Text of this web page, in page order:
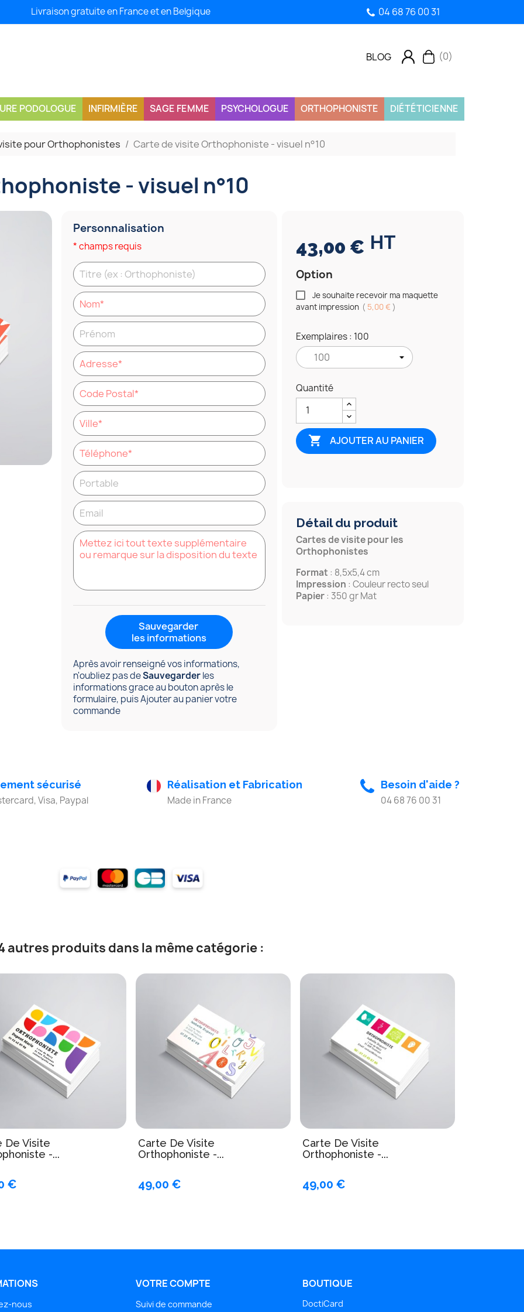
Livraison gratuite en France et en Belgique 04 68 76 00 31
(0)
BLOG
PODOLOGUE INFIRMIÈRE SAGE FEMME PSYCHOLOGUE ORTHOPHONISTE DIÉTÉTICIENNE
pour Orthophonistes Carte de visite Orthophoniste - visuel n°10
- visuel n°10
Personnalisation
* champs requis
Sauvegarder
les informations
Après avoir renseigné vos informations,
n'oubliez pas deSauvegarderles
informations grace au bouton après le
formulaire, puis Ajouter au panier votre
commande
43,00 € HT
Option
Je souhaite recevoir ma maquette
avant impression ( 5,00 € )
Exemplaires : 100
Quantité
 AJOUTER AU PANIER
Détail du produit
Cartes de visite pour les
Orthophonistes
Format : 8,5x5,4 cm
Impression : Couleur recto seul
Papier: 350 gr Mat
sécurisé
Visa, Paypal
Réalisation et Fabrication
Made in France
Besoin d'aide ?
04 68 76 00 31
autres produits dans la même catégorie :
De Visite
-...
€
Carte De Visite
Orthophoniste -...
49,00 €
Carte De Visite
Orthophoniste -...
49,00 €
nous
VOTRE COMPTE
Suivi de commande
BOUTIQUE
DoctiCard